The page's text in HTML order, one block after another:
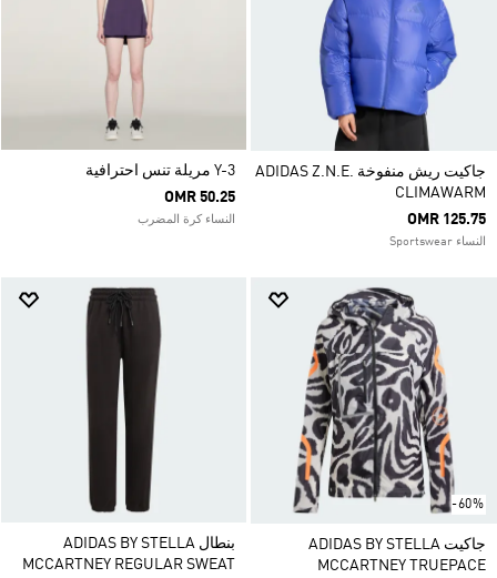
جاكيت ريش منفوخة ADIDAS Z.N.E.
CLIMAWARM
OMR 125.75
النساء Sportswear
Y-3 مريلة تنس احترافية
OMR 50.25
النساء كرة المضرب
-60%
جاكيت ADIDAS BY STELLA
MCCARTNEY TRUEPACE
بنطال ADIDAS BY STELLA
MCCARTNEY REGULAR SWEAT